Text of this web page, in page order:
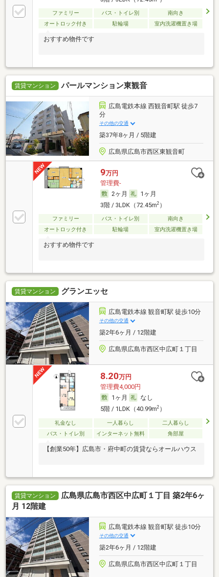
ファミリー バス・トイレ別
南向き
オートロック付き
駐輪場 室内洗濯機置き場
おすすめ物件です
賃貸マンション パールマンション東観音
広島電鉄本線 西観音町駅 徒歩7
分
その他の交通
築37年8ヶ月 / 5階建
広島県広島市西区東観音町
9万円
管理費-
2ヶ月
1ヶ月
3階 / 3LDK（72.45m2）
ファミリー バス・トイレ別
南向き
オートロック付き
駐輪場 室内洗濯機置き場
おすすめ物件です
賃貸マンション グランエッセ
広島電鉄本線 観音町駅 徒歩10分
その他の交通
築2年6ヶ月 / 12階建
広島県広島市西区中広町１丁目
8.20万円
管理費4,000円
1ヶ月
なし
5階 / 1LDK（40.99m2）
礼金なし 一人暮らし
二人暮らし
バス・トイレ別
インターネット無料 角部屋
【創業50年】広島市・府中町の賃貸ならオールハウス
賃貸マンション
広島県広島市西区中広町１丁目 築2年6ヶ
月 12階建
広島電鉄本線 観音町駅 徒歩10分
その他の交通
築2年6ヶ月 / 12階建
広島県広島市西区中広町１丁目